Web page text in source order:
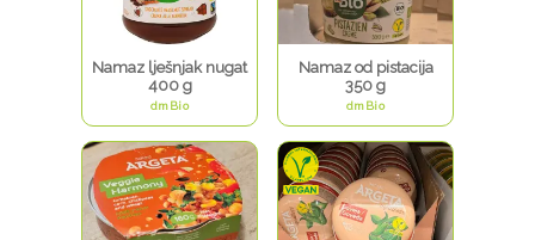
Namaz lješnjak nugat
400 g
dmBio
Namaz od pistacija
350 g
dmBio